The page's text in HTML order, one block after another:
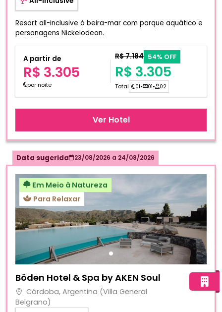
Resort all-inclusive à beira-mar com parque aquático e
personagens Nickelodeon.
A partir de
R$ 3.305
por noite
R$ 7.184 54% OFF
R$ 3.305
Total 01• 01• 02
Ver Hotel
Data sugerida 23/08/2026 a 24/08/2026
Em Meio à Natureza
Para Relaxar
Böden Hotel & Spa by AKEN Soul
Córdoba, Argentina (Villa General
Belgrano)